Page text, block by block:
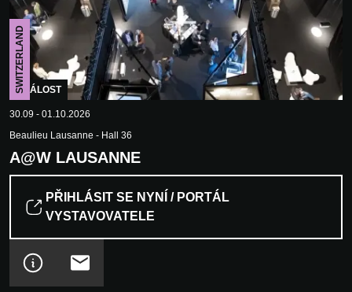
UDÁLOST
SWITZERLAND
30.09 - 01.10.2026
Beaulieu Lausanne - Hall 36
A@W LAUSANNE
PŘIHLÁSIT SE NYNÍ / PORTÁL
VYSTAVOVATELE